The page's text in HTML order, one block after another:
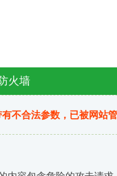
火墙
不合法参数，已被网站